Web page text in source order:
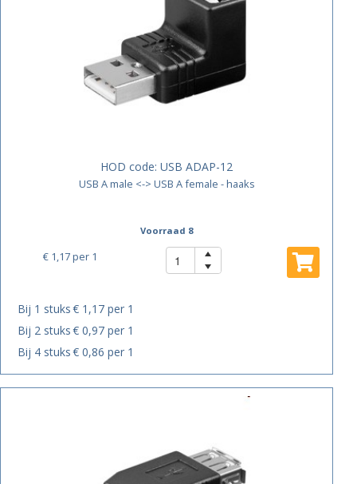
HOD code: USB ADAP-12
USB A male <-> USB A female - haaks
Voorraad 8
€ 1,17per 1
Bij 1 stuks€ 1,17 per 1
Bij 2 stuks€ 0,97 per 1
Bij 4 stuks€ 0,86 per 1